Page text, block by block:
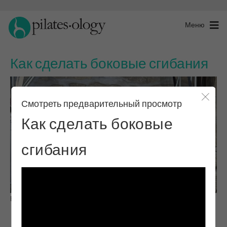
Меню
Как сделать боковые сгибания
Смотреть предварительный просмотр
Как сделать боковые
сгибания
Наблюдай и учись